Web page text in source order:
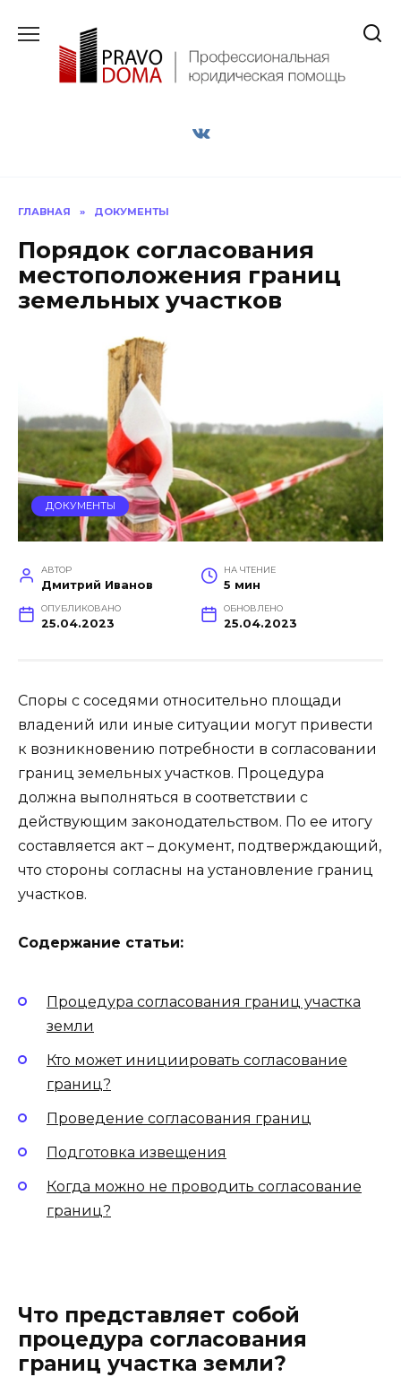
содержанию
ГЛАВНАЯ » ДОКУМЕНТЫ
Порядок согласования
местоположения границ
земельных участков
ДОКУМЕНТЫ
АВТОР
Дмитрий Иванов
НА ЧТЕНИЕ
5 мин
ОПУБЛИКОВАНО
25.04.2023
ОБНОВЛЕНО
25.04.2023
Споры с соседями относительно площади
владений или иные ситуации могут привести
к возникновению потребности в согласовании
границ земельных участков. Процедура
должна выполняться в соответствии с
действующим законодательством. По ее итогу
составляется акт – документ, подтверждающий,
что стороны согласны на установление границ
участков.
Содержание статьи:
Процедура согласования границ участка
земли
Кто может инициировать согласование
границ?
Проведение согласования границ
Подготовка извещения
Когда можно не проводить согласование
границ?
Что представляет собой
процедура согласования
границ участка земли?